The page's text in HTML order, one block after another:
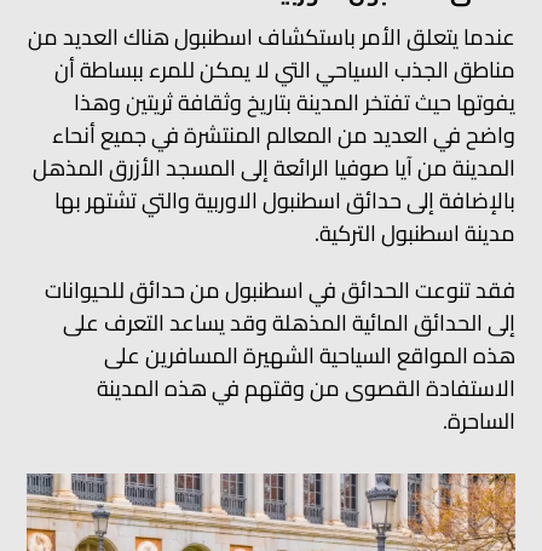
عندما يتعلق الأمر باستكشاف اسطنبول هناك العديد من
مناطق الجذب السياحي التي لا يمكن للمرء ببساطة أن
يفوتها حيث تفتخر المدينة بتاريخ وثقافة ثريتين وهذا
واضح في العديد من المعالم المنتشرة في جميع أنحاء
المدينة من آيا صوفيا الرائعة إلى المسجد الأزرق المذهل
بالإضافة إلى حدائق اسطنبول الاوربية والتي تشتهر بها
مدينة اسطنبول التركية.
فقد تنوعت الحدائق في اسطنبول من حدائق للحيوانات
إلى الحدائق المائية المذهلة وقد يساعد التعرف على
هذه المواقع السياحية الشهيرة المسافرين على
الاستفادة القصوى من وقتهم في هذه المدينة
الساحرة.